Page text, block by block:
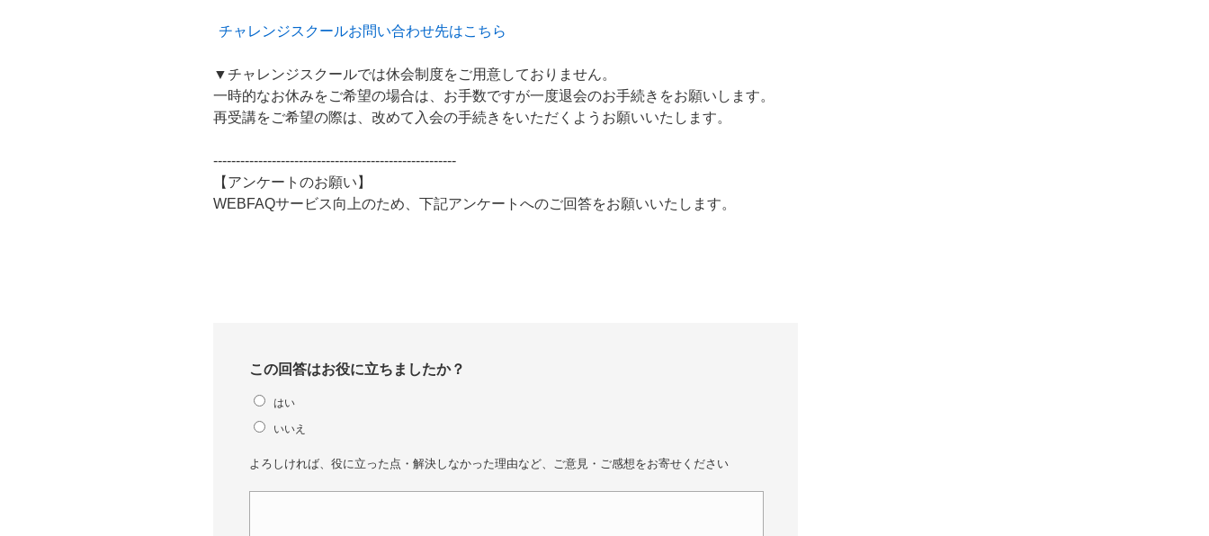
チャレンジスクールお問い合わせ先はこちら
▼チャレンジスクールでは休会制度をご用意しておりません。
一時的なお休みをご希望の場合は、お手数ですが一度退会のお手続きをお願いします。
再受講をご希望の際は、改めて入会の手続きをいただくようお願いいたします。
------------------------------------------------------
【アンケートのお願い】
WEBFAQサービス向上のため、下記アンケートへのご回答をお願いいたします。
この回答はお役に立ちましたか？
はい
いいえ
よろしければ、役に立った点・解決しなかった理由など、ご意見・ご感想をお寄せください